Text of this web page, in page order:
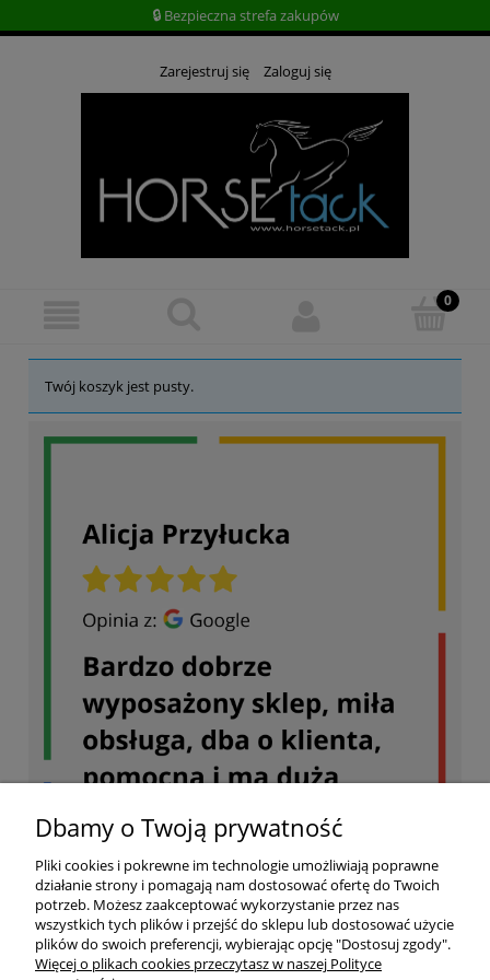
🔒 Bezpieczna strefa zakupów
Zarejestruj się Zaloguj się
Twój koszyk jest pusty.
Dbamy o Twoją prywatność
Pliki cookies i pokrewne im technologie umożliwiają poprawne
działanie strony i pomagają nam dostosować ofertę do Twoich
potrzeb. Możesz zaakceptować wykorzystanie przez nas
wszystkich tych plików i przejść do sklepu lub dostosować użycie
plików do swoich preferencji, wybierając opcję "Dostosuj zgody".
Więcej o plikach cookies przeczytasz w naszej Polityce